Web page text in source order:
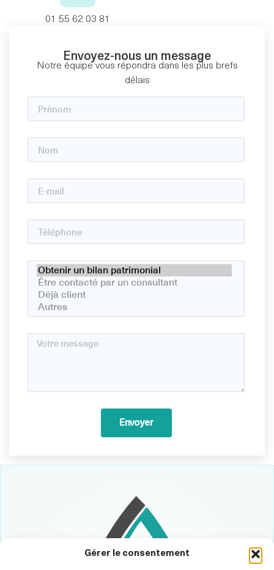
Gérer le consentement
01 55 62 03 81
Envoyez-nous un message
Notre équipe vous répondra dans les plus brefs
délais
Envoyer